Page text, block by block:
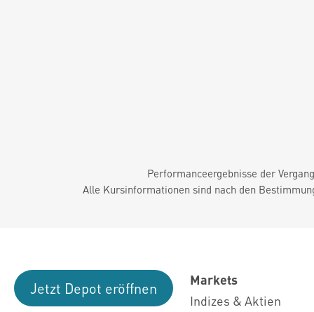
Performanceergebnisse der
Alle Kursinformationen sind nach den
Jetzt Depot eröffnen
Markets
Indizes & Aktien